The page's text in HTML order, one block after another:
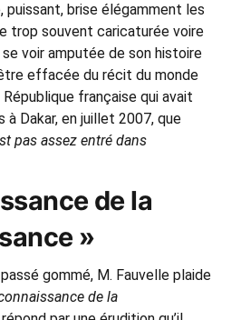
brise élégamment les
trop souvent caricaturée voire
voir amputée de son histoire
effacée du récit du monde
française qui avait
à Dakar, en juillet 2007, que
pas assez entré dans
de la
»
gommé, M. Fauvelle plaide
de la